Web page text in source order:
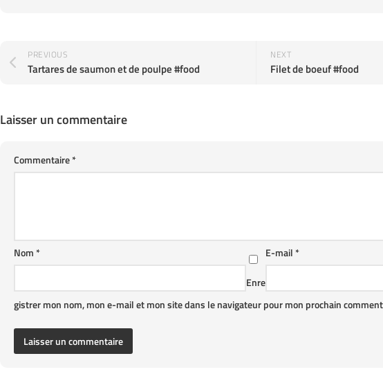
NEXT
Filet de boeuf #food
PREVIOUS
Tartares de saumon et de poulpe #food
Laisser un commentaire
Commentaire*
E-mail*
Nom*
Enre
gistrer mon nom, mon e-mail et mon site dans le navigateur pour mon prochain